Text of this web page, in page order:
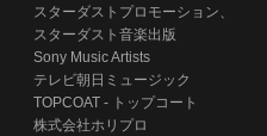
スターダストプロモーション、
スターダスト音楽出版
Sony Music Artists
テレビ朝日ミュージック
TOPCOAT - トップコート
株式会社ホリプロ